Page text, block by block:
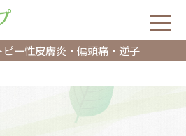
ー性皮膚炎・偏頭痛・逆子